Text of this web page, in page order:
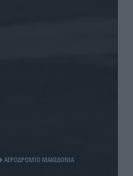
ΑΕΡΟΔΡΟΜΙΟ ΜΑΚΕΔΟΝΙΑ